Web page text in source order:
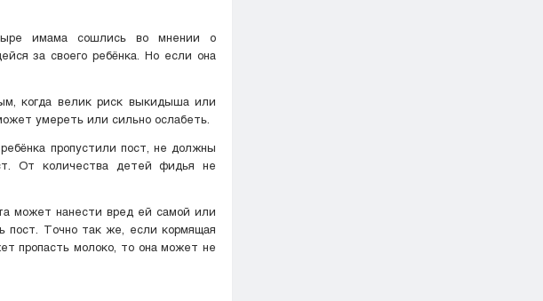
имама сошлись во мнении о
за своего ребёнка. Но если она
когда велик риск выкидыша или
умереть или сильно ослабеть.
пропустили пост, не должны
От количества детей фидья не
может нанести вред ей самой или
пост. Точно так же, если кормящая
пропасть молоко, то она может не